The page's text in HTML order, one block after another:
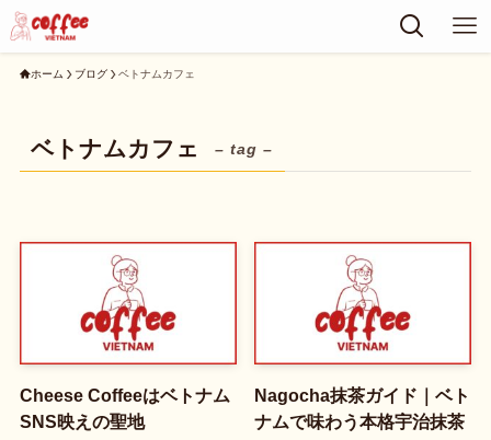
ホーム ブログ ベトナムカフェ
ベトナムカフェ – tag –
Cheese Coffeeはベトナム
SNS映えの聖地
Nagocha抹茶ガイド｜ベト
ナムで味わう本格宇治抹茶